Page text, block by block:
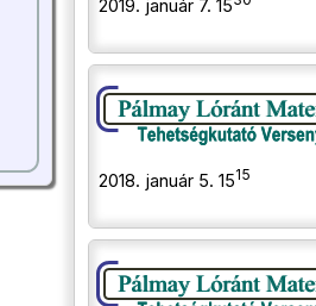
2019. január 7. 15
2018. január 5. 1515